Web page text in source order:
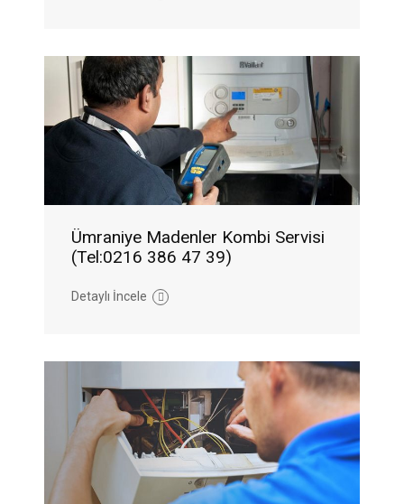
Ümraniye Madenler Kombi Servisi
(Tel:0216 386 47 39)
Detaylı İncele